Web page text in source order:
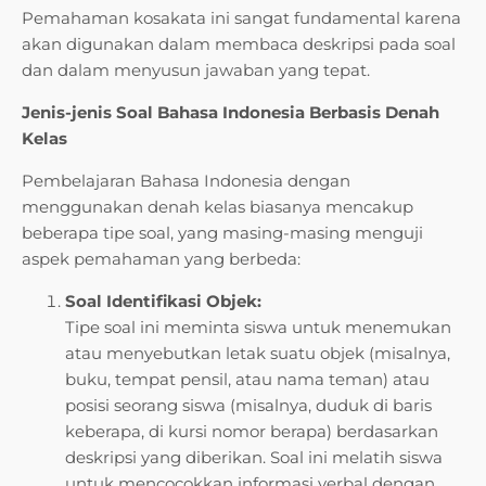
Pemahaman kosakata ini sangat fundamental karena
akan digunakan dalam membaca deskripsi pada soal
dan dalam menyusun jawaban yang tepat.
Jenis-jenis Soal Bahasa Indonesia Berbasis Denah
Kelas
Pembelajaran Bahasa Indonesia dengan
menggunakan denah kelas biasanya mencakup
beberapa tipe soal, yang masing-masing menguji
aspek pemahaman yang berbeda:
Soal Identifikasi Objek:
Tipe soal ini meminta siswa untuk menemukan
atau menyebutkan letak suatu objek (misalnya,
buku, tempat pensil, atau nama teman) atau
posisi seorang siswa (misalnya, duduk di baris
keberapa, di kursi nomor berapa) berdasarkan
deskripsi yang diberikan. Soal ini melatih siswa